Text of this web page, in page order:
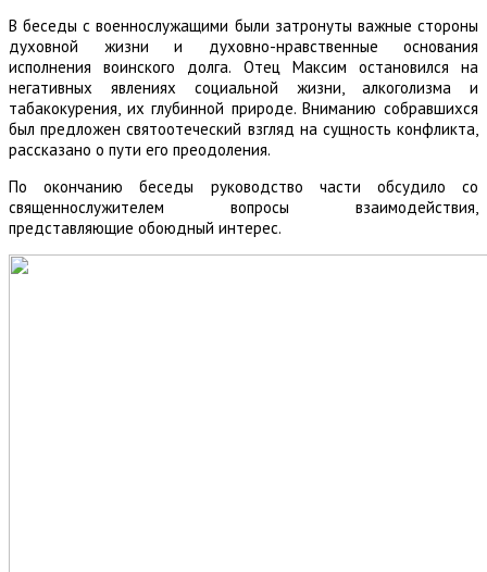
В беседы с военнослужащими были затронуты важные стороны
духовной жизни и духовно-нравственные основания
исполнения воинского долга. Отец Максим остановился на
негативных явлениях социальной жизни, алкоголизма и
табакокурения, их глубинной природе. Вниманию собравшихся
был предложен святоотеческий взгляд на сущность конфликта,
рассказано о пути его преодоления.
По окончанию беседы руководство части обсудило со
священнослужителем вопросы взаимодействия,
представляющие обоюдный интерес.